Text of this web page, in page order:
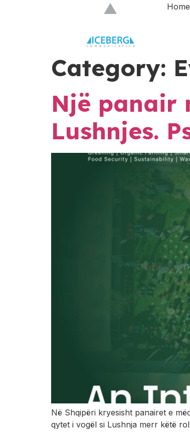
Home
Category:
Një panair
Lushnjes.
Në Shqipëri kryesisht panairet e
qytet i vogël si Lushnja merr këtë